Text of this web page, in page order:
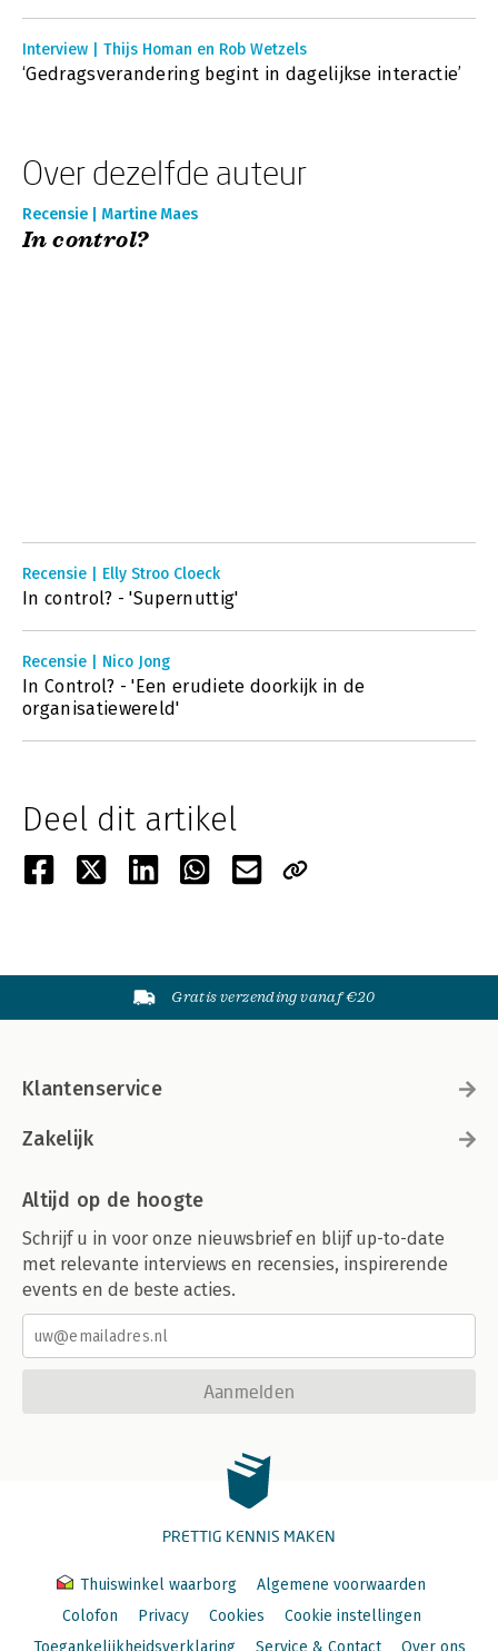
Interview | Thijs Homan en Rob Wetzels
‘Gedragsverandering begint in dagelijkse interactie’
Over dezelfde auteur
Recensie | Martine Maes
In control?
Recensie | Elly Stroo Cloeck
In control? - 'Supernuttig'
Recensie | Nico Jong
In Control? - 'Een erudiete doorkijk in de
organisatiewereld'
Deel dit artikel
Gratis verzending vanaf €20
Klantenservice
Zakelijk
Altijd op de hoogte
Schrijf u in voor onze nieuwsbrief en blijf up-to-date
met relevante interviews en recensies, inspirerende
events en de beste acties.
Aanmelden
PRETTIG KENNIS MAKEN
Thuiswinkel waarborg
Algemene voorwaarden
Colofon
Privacy Cookies
Cookie instellingen
Toegankelijkheidsverklaring
Service & Contact Over ons